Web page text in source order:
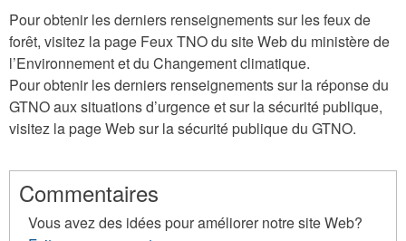
Pour obtenir les derniers renseignements sur les feux de
forêt, visitez la page Feux TNO du site Web du ministère de
l’Environnement et du Changement climatique.
Pour obtenir les derniers renseignements sur la réponse du
GTNO aux situations d’urgence et sur la sécurité publique,
visitez la page Web sur la sécurité publique du GTNO.
Commentaires
Vous avez des idées pour améliorer notre site Web?